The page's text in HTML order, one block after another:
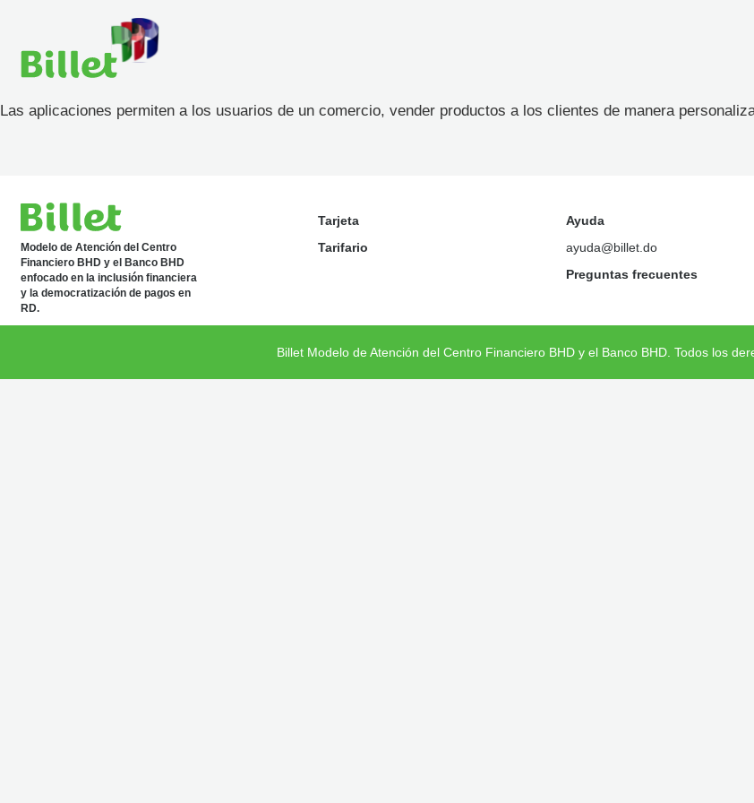
Las aplicaciones permiten a los usuarios de un comercio, vender productos a los clientes de manera
Modelo de Atención del Centro
Financiero BHD y el Banco BHD
enfocado en la inclusión financiera
y la democratización de pagos en
RD.
Tarjeta
Tarifario
Ayuda
ayuda@billet.do
Preguntas frecuentes
Billet Modelo de Atención del Centro Financiero BHD y el Banco BHD. Todos los